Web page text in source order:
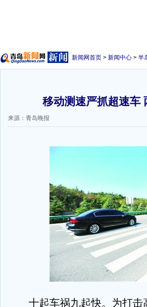
新闻网首页 > 新闻中心 > 半
移动测速严抓超速车
来源：青岛晚报
十起车祸九起快。为打击